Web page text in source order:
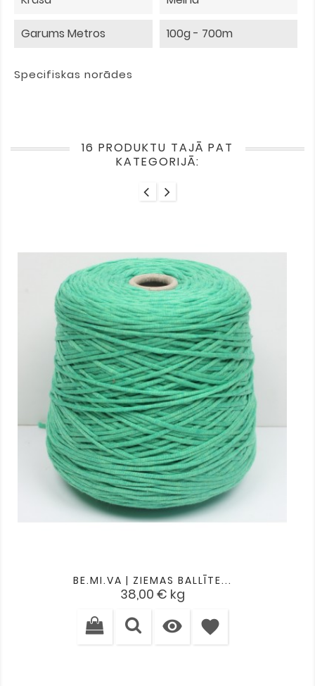
Garums Metros 100g - 700m
Specifiskas norādes
16 PRODUKTU TAJĀ PAT
KATEGORIJĀ:
BE.MI.VA | ZIEMAS BALLĪTE...
Cena
38,00 € kg
 favorite